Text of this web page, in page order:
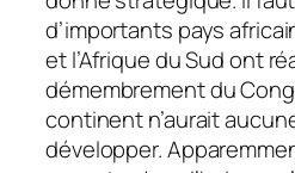
d’importants pays
et l’Afrique du Sud ont
démembrement du
continent n’aurait
développer.